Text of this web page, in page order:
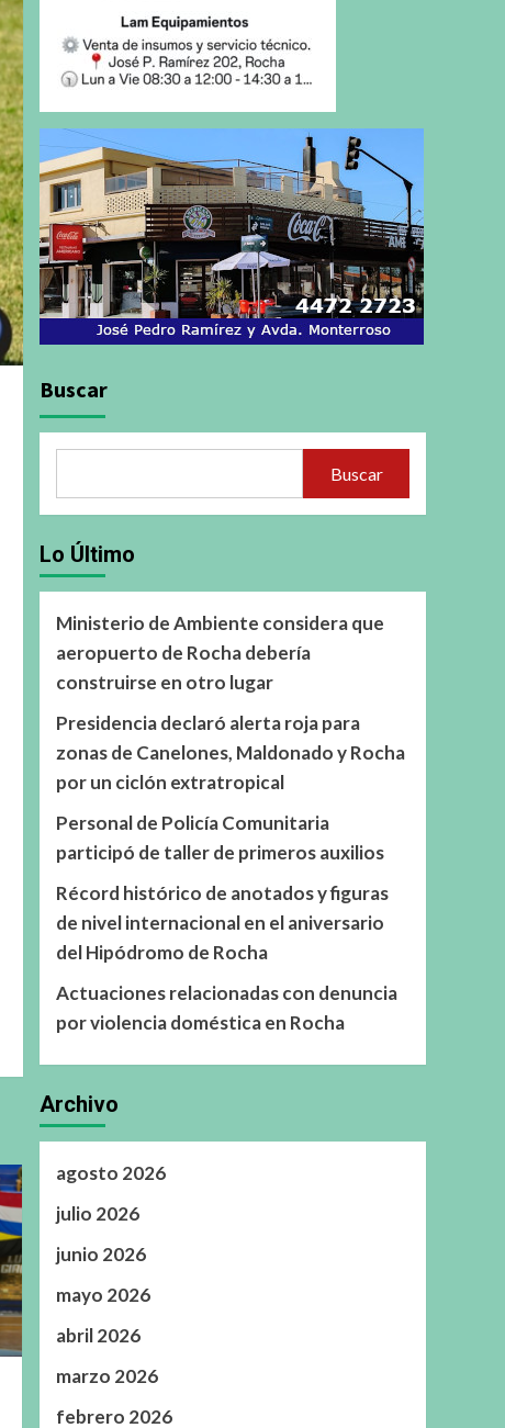
Buscar
Buscar
Lo Último
Ministerio de Ambiente considera que
aeropuerto de Rocha debería
construirse en otro lugar
Presidencia declaró alerta roja para
zonas de Canelones, Maldonado y Rocha
por un ciclón extratropical
Personal de Policía Comunitaria
participó de taller de primeros auxilios
Récord histórico de anotados y figuras
de nivel internacional en el aniversario
del Hipódromo de Rocha
Actuaciones relacionadas con denuncia
por violencia doméstica en Rocha
Archivo
agosto 2026
julio 2026
junio 2026
mayo 2026
abril 2026
marzo 2026
febrero 2026